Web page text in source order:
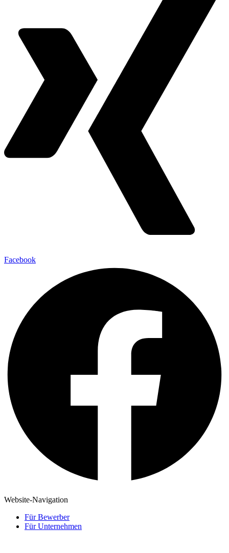
Facebook
Website-Navigation
Für Bewerber
Für Unternehmen